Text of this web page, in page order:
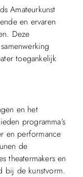
Amateurkunst
en ervaren
Deze
toegankelijk
en het
programma’s
en performance
de
theatermakers en
bij de kunstvorm.